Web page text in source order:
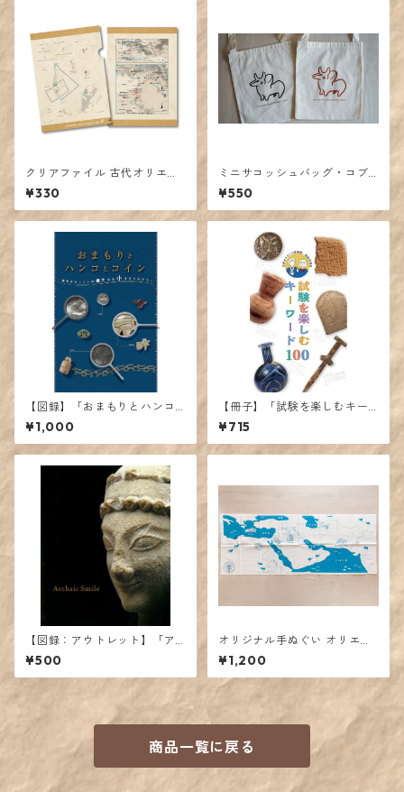
クリアファイル 古代オリエン
トの都市
¥330
ミニサコッシュバッグ・コブ
ウシ土器
¥550
【図録】「おまもりとハンコ
とコイン」展カタログ
¥1,000
【冊子】「試験を楽しむキー
ワード100」
¥715
【図録：アウトレット】「ア
ルカイック・スマイルーほほ
えみの考古学展」展カタログ
¥500
オリジナル手ぬぐい オリエン
トの地図と遺跡
¥1,200
商品一覧に戻る